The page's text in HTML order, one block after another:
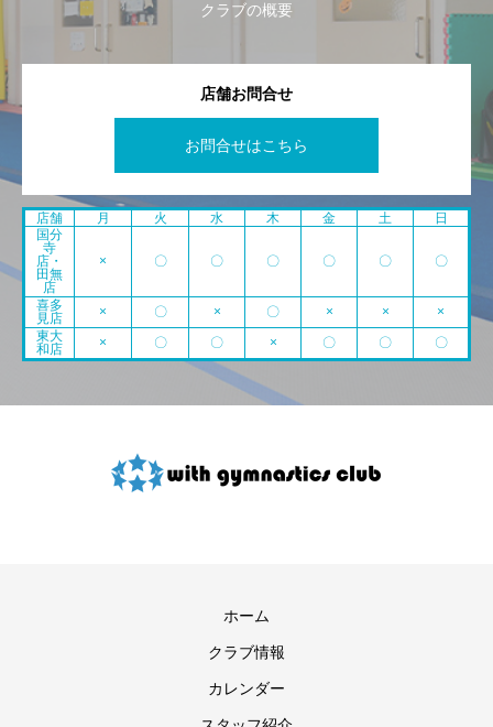
クラブの概要
店舗お問合せ
お問合せはこちら
店舗 月 火 水 木 金 土
日
国分
寺
店・
田無
店
× 〇 〇 〇 〇 〇 〇
喜多
見店
× 〇 × 〇 × ×
×
東大
和店
× 〇 〇 × 〇 〇 〇
ホーム
クラブ情報
カレンダー